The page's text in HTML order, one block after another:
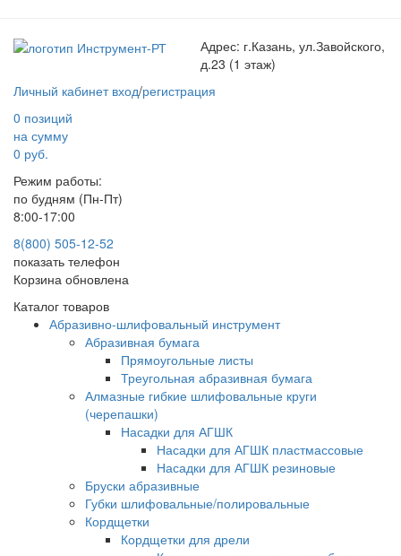
Адрес: г.Казань, ул.Завойского,
д.23 (1 этаж)
Личный кабинет вход/регистрация
0 позиций
на сумму
0 руб.
Режим работы:
по будням (Пн-Пт)
8:00-17:00
8(800) 505-12-52
показать телефон
Корзина обновлена
Каталог товаров
Абразивно-шлифовальный инструмент
Абразивная бумага
Прямоугольные листы
Треугольная абразивная бумага
Алмазные гибкие шлифовальные круги
(черепашки)
Насадки для АГШК
Насадки для АГШК пластмассовые
Насадки для АГШК резиновые
Бруски абразивные
Губки шлифовальные/полировальные
Кордщетки
Кордщетки для дрели